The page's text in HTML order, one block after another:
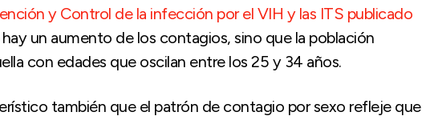
y Control de la infección por el VIH y las ITS publicado
un aumento de los contagios, sino que la población
con edades que oscilan entre los 25 y 34 años.
también que el patrón de contagio por sexo refleje que